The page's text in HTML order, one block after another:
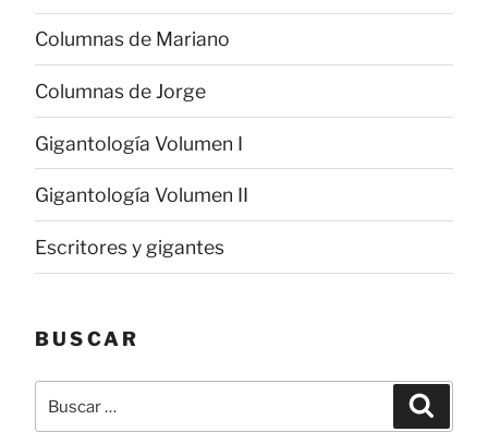
Columnas de Mariano
Columnas de Jorge
Gigantología Volumen I
Gigantología Volumen II
Escritores y gigantes
BUSCAR
Buscar